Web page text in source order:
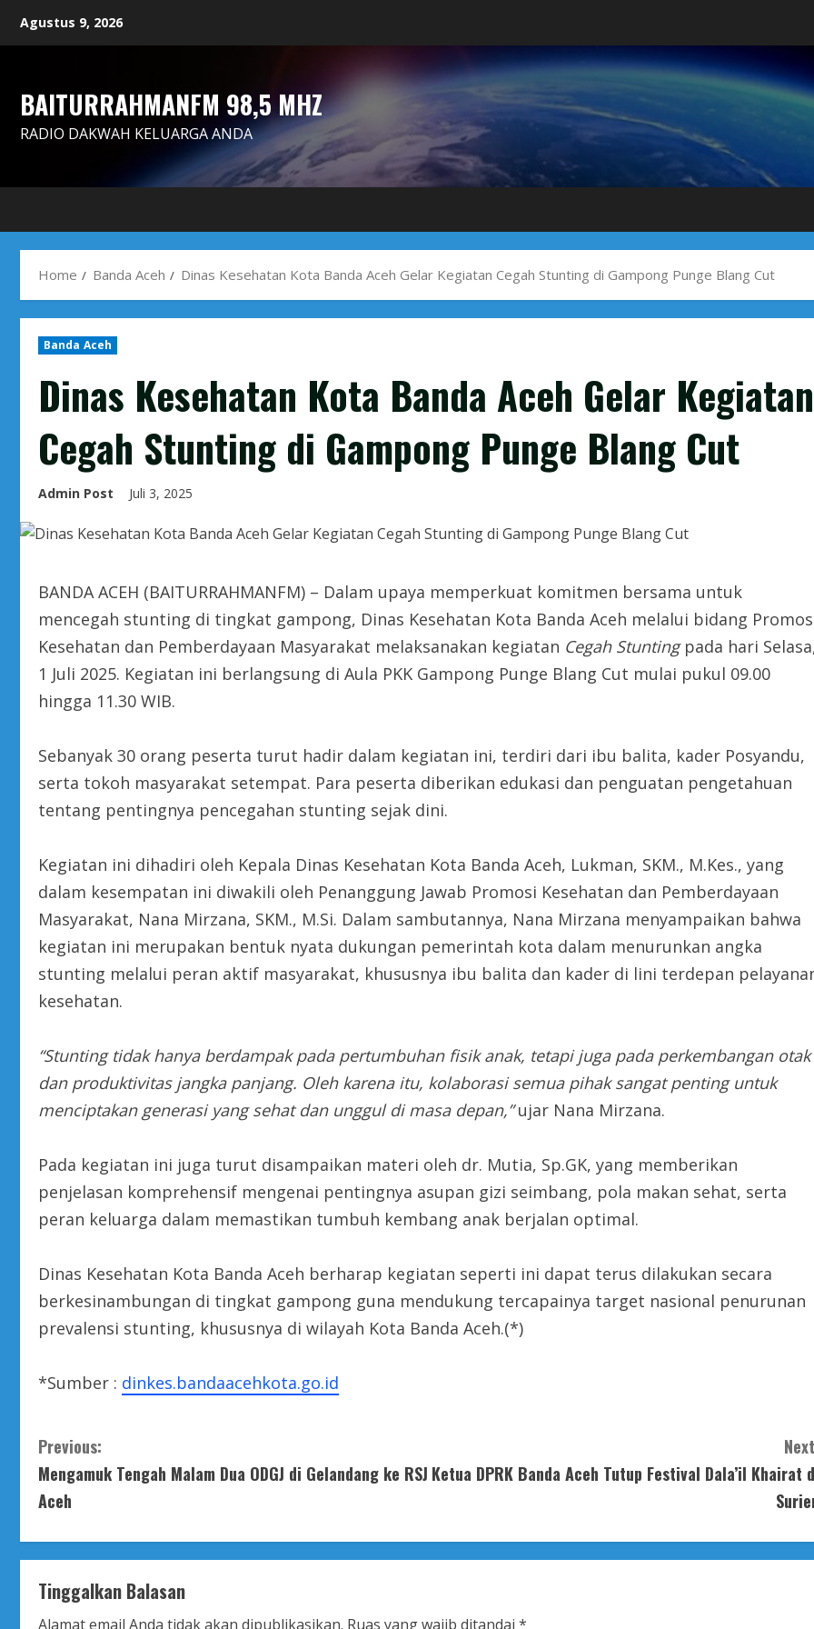
Agustus 9, 2026
BAITURRAHMANFM 98,5 MHZ
RADIO DAKWAH KELUARGA ANDA
Home Banda Aceh Dinas Kesehatan Kota Banda Aceh Gelar Kegiatan Cegah Stunting di Gampong Punge Blang Cut
Banda Aceh
Dinas Kesehatan Kota Banda Aceh Gelar Kegiatan
Cegah Stunting di Gampong Punge Blang Cut
Admin Post Juli 3, 2025
BANDA ACEH (BAITURRAHMANFM) – Dalam upaya memperkuat komitmen bersama untuk
mencegah stunting di tingkat gampong, Dinas Kesehatan Kota Banda Aceh melalui bidang
Kesehatan dan Pemberdayaan Masyarakat melaksanakan kegiatan Cegah Stuntingpada hari
1 Juli 2025. Kegiatan ini berlangsung di Aula PKK Gampong Punge Blang Cut mulai pukul 09.00
hingga 11.30 WIB.
Sebanyak 30 orang peserta turut hadir dalam kegiatan ini, terdiri dari ibu balita, kader Posyandu,
serta tokoh masyarakat setempat. Para peserta diberikan edukasi dan penguatan pengetahuan
tentang pentingnya pencegahan stunting sejak dini.
Kegiatan ini dihadiri oleh Kepala Dinas Kesehatan Kota Banda Aceh, Lukman, SKM., M.Kes., yang
dalam kesempatan ini diwakili oleh Penanggung Jawab Promosi Kesehatan dan Pemberdayaan
Masyarakat, Nana Mirzana, SKM., M.Si. Dalam sambutannya, Nana Mirzana menyampaikan bahwa
kegiatan ini merupakan bentuk nyata dukungan pemerintah kota dalam menurunkan angka
stunting melalui peran aktif masyarakat, khususnya ibu balita dan kader di lini terdepan
kesehatan.
“Stunting tidak hanya berdampak pada pertumbuhan fisik anak, tetapi juga pada perkembangan otak
dan produktivitas jangka panjang. Oleh karena itu, kolaborasi semua pihak sangat penting untuk
menciptakan generasi yang sehat dan unggul di masa depan,”ujar Nana Mirzana.
Pada kegiatan ini juga turut disampaikan materi oleh dr. Mutia, Sp.GK, yang memberikan
penjelasan komprehensif mengenai pentingnya asupan gizi seimbang, pola makan sehat, serta
peran keluarga dalam memastikan tumbuh kembang anak berjalan optimal.
Dinas Kesehatan Kota Banda Aceh berharap kegiatan seperti ini dapat terus dilakukan secara
berkesinambungan di tingkat gampong guna mendukung tercapainya target nasional penurunan
prevalensi stunting, khususnya di wilayah Kota Banda Aceh.(*)
*Sumber : dinkes.bandaacehkota.go.id
C
o
t
i
Previous:
Mengamuk Tengah Malam Dua ODGJ di Gelandang ke RSJ
Aceh
Ketua DPRK Banda Aceh Tutup Festival Dala’il Khairat
Tinggalkan Balasan
Alamat email Anda tidak akan dipublikasikan. Ruas yang wajib ditandai *